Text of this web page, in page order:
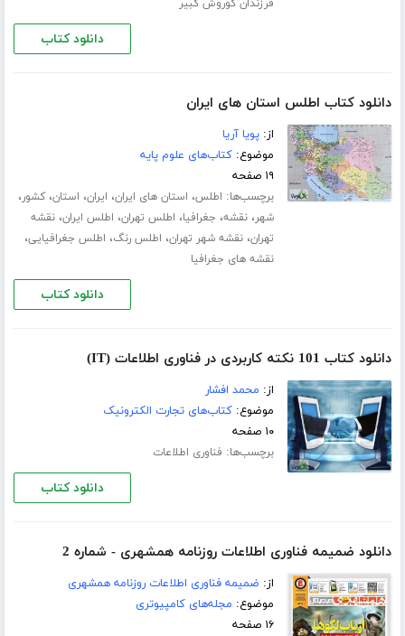
فرزندان کوروش کبیر
دانلود کتاب
دانلود کتاب اطلس استان های ایران
از:پویا آریا
موضوع:کتاب‌های علوم پایه
۱۹ صفحه
برچسب‌ها: اطلس، استان های ایران، ایران، استان،کشور،
شهر،نقشه، جغرافیا، اطلس تهران، اطلس ایران،نقشه
تهران،نقشه شهر تهران، اطلس رنگ، اطلس جغرافیایی،
نقشه های جغرافیا
دانلود کتاب
دانلود کتاب 101 نکته کاربردی در فناوری اطلاعات (IT)
از: محمد افشار
موضوع:کتاب‌های تجارت الکترونیک
۱۰ صفحه
برچسب‌ها: فناوری اطلاعات
دانلود کتاب
دانلود ضمیمه فناوری اطلاعات روزنامه همشهری - شماره 2
از: ضمیمه فناوری اطلاعات روزنامه همشهری
موضوع: مجله‌های کامپیوتری
۱۶ صفحه